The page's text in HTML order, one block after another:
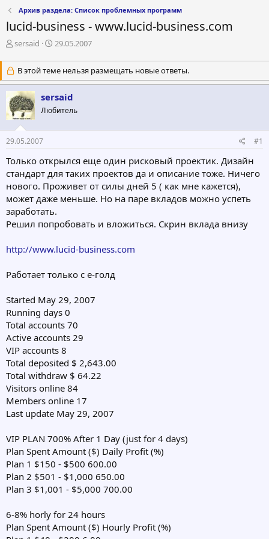
Архив раздела: Список проблемных программ
lucid-business - www.lucid-business.com
А
т
о
р
т
е
м
ы
sersaid
Д
т
а
н
а
ч
л
29.05.2007
В этой теме нельзя размещать новые ответы.
sersaid
Любитель
29.05.2007 #1
Только открылся еще один рисковый проектик. Дизайн
стандарт для таких проектов да и описание тоже. Ничего
нового. Проживет от силы дней 5 ( как мне кажется),
может даже меньше. Но на паре вкладов можно успеть
заработать.
Решил попробовать и вложиться. Скрин вклада внизу
http://www.lucid-business.com
Работает только с е-голд
Started May 29, 2007
Running days 0
Total accounts 70
Active accounts 29
VIP accounts 8
Total deposited $ 2,643.00
Total withdraw $ 64.22
Visitors online 84
Members online 17
Last update May 29, 2007
VIP PLAN 700% After 1 Day (just for 4 days)
Plan Spent Amount ($) Daily Profit (%)
Plan 1 $150 - $500 600.00
Plan 2 $501 - $1,000 650.00
Plan 3 $1,001 - $5,000 700.00
6-8% horly for 24 hours
Plan Spent Amount ($) Hourly Profit (%)